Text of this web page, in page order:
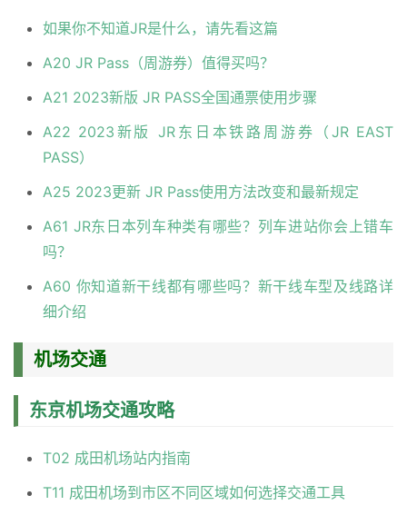
如果你不知道JR是什么，请先看这篇
A20 JR Pass（周游券）值得买吗？
A21 2023新版 JR PASS全国通票使用步骤
A22 2023新版 JR东日本铁路周游券（JR EAST
PASS）
A25 2023更新 JR Pass使用方法改变和最新规定
A61 JR东日本列车种类有哪些？列车进站你会上错车
吗？
A60 你知道新干线都有哪些吗？新干线车型及线路详
细介绍
机场交通
东京机场交通攻略
T02 成田机场站内指南
T11 成田机场到市区不同区域如何选择交通工具